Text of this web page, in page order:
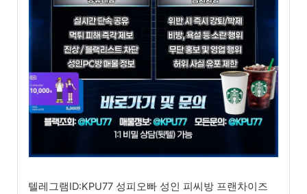
텔레그램ID:KPU77 성피오빠 성인 피씨방 프랜차이즈